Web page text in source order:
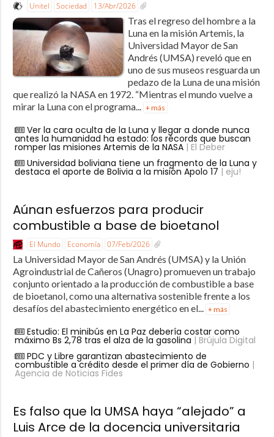
Unitel Sociedad 13/Abr/2026
Tras el regreso del hombre a la
Luna en la misión Artemis, la
Universidad Mayor de San
Andrés (UMSA) reveló que en
uno de sus museos resguarda un
pedazo de la Luna de una misión
que realizó la NASA en 1972. “Mientras el mundo vuelve a
mirar la Luna con el programa... + más
Ver la cara oculta de la Luna y llegar a donde nunca
antes la humanidad ha estado: los récords que buscan
romper las misiones Artemis de la NASA| El Deber
Universidad boliviana tiene un fragmento de la Luna y
destaca el aporte de Bolivia a la misión Apolo 17 | eju!
Aúnan esfuerzos para producir
combustible a base de bioetanol
El Mundo Economía 07/Feb/2026
La Universidad Mayor de San Andrés (UMSA) y la Unión
Agroindustrial de Cañeros (Unagro) promueven un trabajo
conjunto orientado a la producción de combustible a base
de bioetanol, como una alternativa sostenible frente a los
desafíos del abastecimiento energético en el... + más
Estudio: El minibús en La Paz debería costar como
máximo Bs 2,78 tras el alza de la gasolina | Brújula Digital
PDC y Libre garantizan abastecimiento de
combustible a crédito desde el primer día de Gobierno |
Agencia de Noticias Fides
Es falso que la UMSA haya “alejado” a
Luis Arce de la docencia universitaria